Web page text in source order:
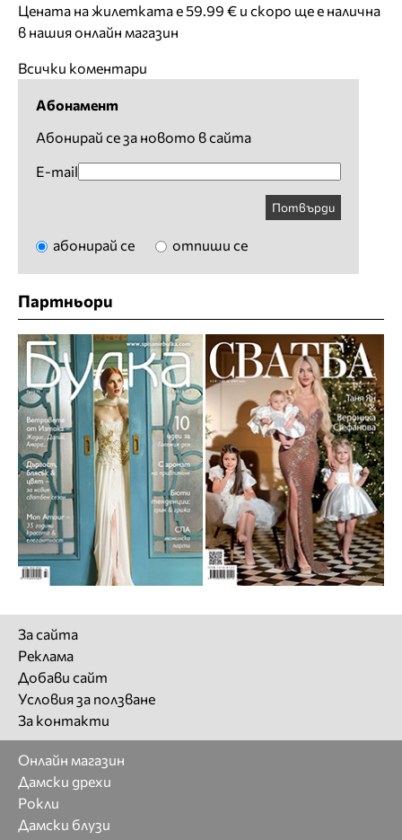
Цената на жилетката е 59.99 € и скоро ще е налична
в нашия онлайн магазин
Всички коментари
Абонамент
Абонирай се за новото в сайта
E-mail
Потвърди
абонирай се отпиши се
Партньори
За сайта
Реклама
Добави сайт
Условия за ползване
За контакти
Онлайн магазин
Дамски дрехи
Рокли
Дамски блузи